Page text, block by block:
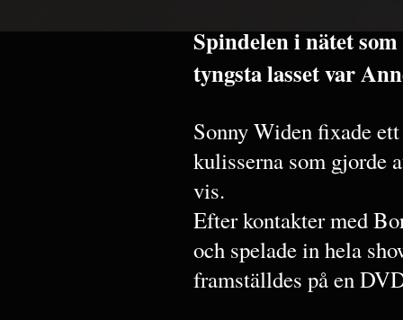
Spindelen i nätet
tyngsta lasset var
Sonny Widen fixade
kulisserna som gjorde
vis.
Efter kontakter med
och spelade in hela
framställdes på en